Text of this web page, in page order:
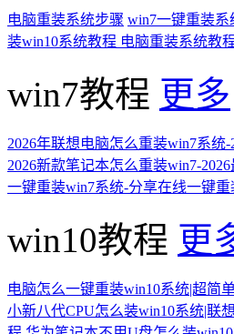
电脑重装系统步骤 win7一键重装系
装win10系统教程 电脑重装系统教
win7教程 更多
2026年联想电脑怎么重装win7系统
2026新款笔记本怎么重装win7-
一键重装win7系统-分享在线一键
win10教程 更
电脑怎么一键重装win10系统|超简
小新八代CPU怎么装win10系统|联